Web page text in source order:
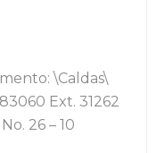
\Caldas\
Ext. 31262
26 – 10